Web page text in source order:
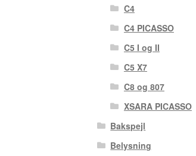
C4
C4 PICASSO
C5 I og II
C5 X7
C8 og 807
XSARA PICASSO
Bakspejl
Belysning